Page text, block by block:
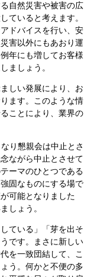
自然災害や被害の広
ていると考えます。
ドバイスを行い、安
害以外にもあおり運
年にも増してお客様
ましょう。
しい発展により、お
ます。このような情
ことにより、業界の
り懇親会は中止とさ
ながら中止とさせて
ーマのひとつである
固なものにする場で
可能となりました
しょう。
ている」「芽を出そ
です。まさに新しい
を一致団結して、こ
う。何かと不便の多